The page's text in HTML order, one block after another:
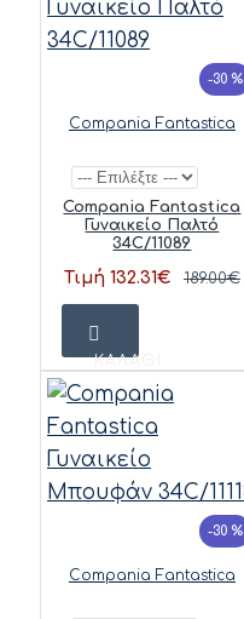
-30 %
Compania Fantastica
Compania Fantastica
Γυναικείο Παλτό
34C/11089
Τιμή 132.31€ 189.00€
ΚΑΛΆΘΙ
-30 %
Compania Fantastica